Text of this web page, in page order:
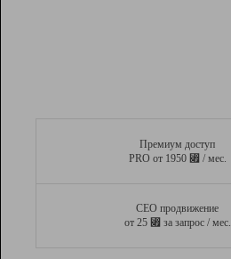
Премиум доступ
PRO от 1950 ⃏ / мес.
СЕО продвижение
от 25 ⃏ за запрос / мес.